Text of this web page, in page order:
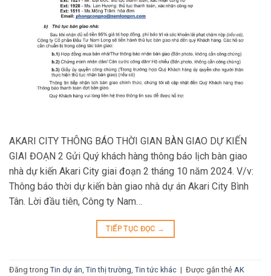
AKARI CITY THÔNG BÁO THỜI GIAN BÀN GIAO DỰ KIẾN
GIAI ĐOẠN 2 Gửi Quý khách hàng thông báo lịch bàn giao
nhà dự kiến Akari City giai đoạn 2 tháng 10 năm 2024. V/v:
Thông báo thời dự kiến bàn giao nhà dự án Akari City Bình
Tân. Lời đầu tiên, Công ty Nam…
TIẾP TỤC ĐỌC →
Đăng trong Tin dự án, Tin thị trường, Tin tức khác | Được gắn thẻ AK